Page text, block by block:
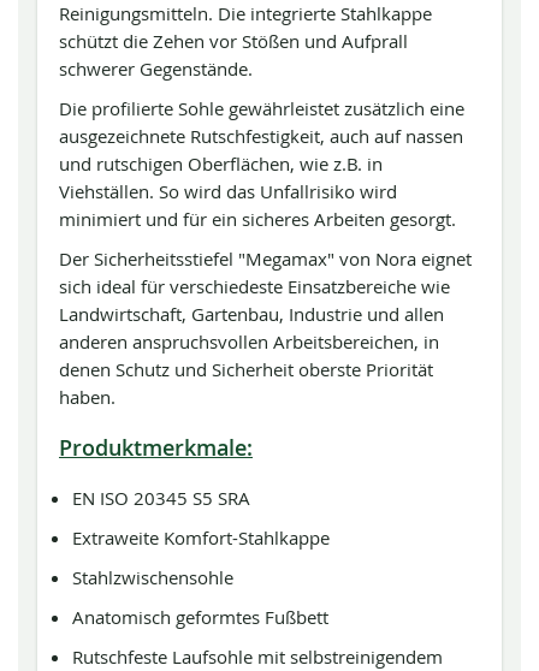
Reinigungsmitteln. Die integrierte Stahlkappe
schützt die Zehen vor Stößen und Aufprall
schwerer Gegenstände.
Die profilierte Sohle gewährleistet zusätzlich eine
ausgezeichnete Rutschfestigkeit, auch auf nassen
und rutschigen Oberflächen, wie z.B. in
Viehställen. So wird das Unfallrisiko wird
minimiert und für ein sicheres Arbeiten gesorgt.
Der Sicherheitsstiefel "Megamax" von Nora eignet
sich ideal für verschiedeste Einsatzbereiche wie
Landwirtschaft, Gartenbau, Industrie und allen
anderen anspruchsvollen Arbeitsbereichen, in
denen Schutz und Sicherheit oberste Priorität
haben.
Produktmerkmale:
EN ISO 20345 S5 SRA
Extraweite Komfort-Stahlkappe
Stahlzwischensohle
Anatomisch geformtes Fußbett
Rutschfeste Laufsohle mit selbstreinigendem